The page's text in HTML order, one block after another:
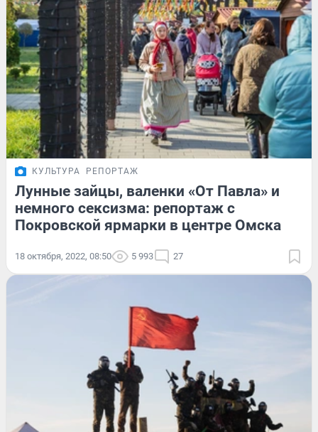
КУЛЬТУРА РЕПОРТАЖ
Лунные зайцы, валенки «От Павла» и
немного сексизма: репортаж с
Покровской ярмарки в центре Омска
18 октября, 2022, 08:50 5 993 27